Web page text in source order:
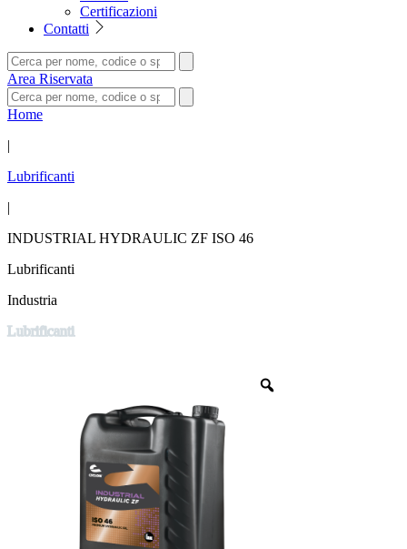
Certificazioni
Contatti
Area Riservata
Home
|
Lubrificanti
|
INDUSTRIAL HYDRAULIC ZF ISO 46
Lubrificanti
Industria
Lubrificanti